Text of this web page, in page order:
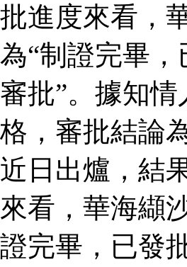
批進度來看，
為“制證完畢
審批”。據知
格，審批結論
近日出爐，結
來看，華海纈
證完畢，已發